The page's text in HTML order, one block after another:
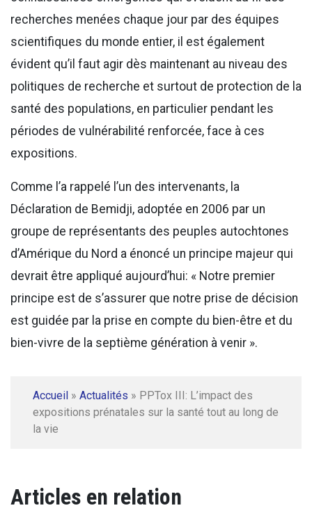
recherches menées chaque jour par des équipes
scientifiques du monde entier, il est également
évident qu’il faut agir dès maintenant au niveau des
politiques de recherche et surtout de protection de la
santé des populations, en particulier pendant les
périodes de vulnérabilité renforcée, face à ces
expositions.
Comme l’a rappelé l’un des intervenants, la
Déclaration de Bemidji, adoptée en 2006 par un
groupe de représentants des peuples autochtones
d’Amérique du Nord a énoncé un principe majeur qui
devrait être appliqué aujourd’hui: « Notre premier
principe est de s’assurer que notre prise de décision
est guidée par la prise en compte du bien-être et du
bien-vivre de la septième génération à venir ».
Accueil » Actualités » PPTox III: L’impact des
expositions prénatales sur la santé tout au long de
la vie
Articles en relation